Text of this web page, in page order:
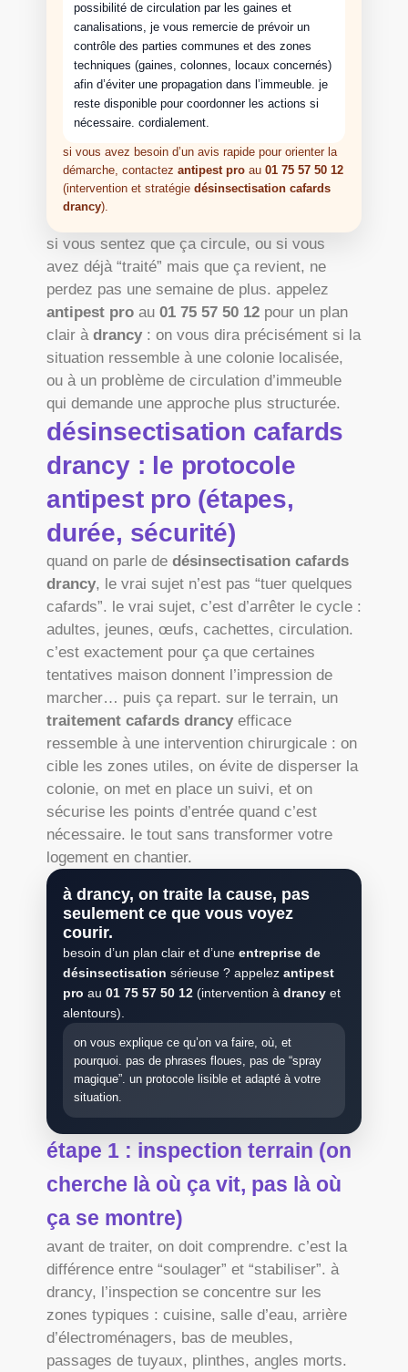
possibilité de circulation par les gaines et
canalisations, je vous remercie de prévoir un
contrôle des parties communes et des zones
techniques (gaines, colonnes, locaux concernés)
afin d’éviter une propagation dans l’immeuble. je
reste disponible pour coordonner les actions si
nécessaire. cordialement.
si vous avez besoin d’un avis rapide pour orienter la
démarche, contactez antipest pro au 01 75 57 50 12
(intervention et stratégie désinsectisation cafards
drancy).
si vous sentez que ça circule, ou si vous
avez déjà “traité” mais que ça revient, ne
perdez pas une semaine de plus. appelez
antipest pro au 01 75 57 50 12 pour un plan
clair à drancy : on vous dira précisément si la
situation ressemble à une colonie localisée,
ou à un problème de circulation d’immeuble
qui demande une approche plus structurée.
désinsectisation cafards
drancy : le protocole
antipest pro (étapes,
durée, sécurité)
quand on parle de désinsectisation cafards
drancy, le vrai sujet n’est pas “tuer quelques
cafards”. le vrai sujet, c’est d’arrêter le cycle :
adultes, jeunes, œufs, cachettes, circulation.
c’est exactement pour ça que certaines
tentatives maison donnent l’impression de
marcher… puis ça repart. sur le terrain, un
traitement cafards drancy efficace
ressemble à une intervention chirurgicale : on
cible les zones utiles, on évite de disperser la
colonie, on met en place un suivi, et on
sécurise les points d’entrée quand c’est
nécessaire. le tout sans transformer votre
logement en chantier.
à drancy, on traite la cause, pas
seulement ce que vous voyez
courir.
besoin d’un plan clair et d’une entreprise de
désinsectisation sérieuse ? appelez antipest
pro au 01 75 57 50 12 (intervention à drancy et
alentours).
on vous explique ce qu’on va faire, où, et
pourquoi. pas de phrases floues, pas de “spray
magique”. un protocole lisible et adapté à votre
situation.
étape 1 : inspection terrain (on
cherche là où ça vit, pas là où
ça se montre)
avant de traiter, on doit comprendre. c’est la
différence entre “soulager” et “stabiliser”. à
drancy, l’inspection se concentre sur les
zones typiques : cuisine, salle d’eau, arrière
d’électroménagers, bas de meubles,
passages de tuyaux, plinthes, angles morts.